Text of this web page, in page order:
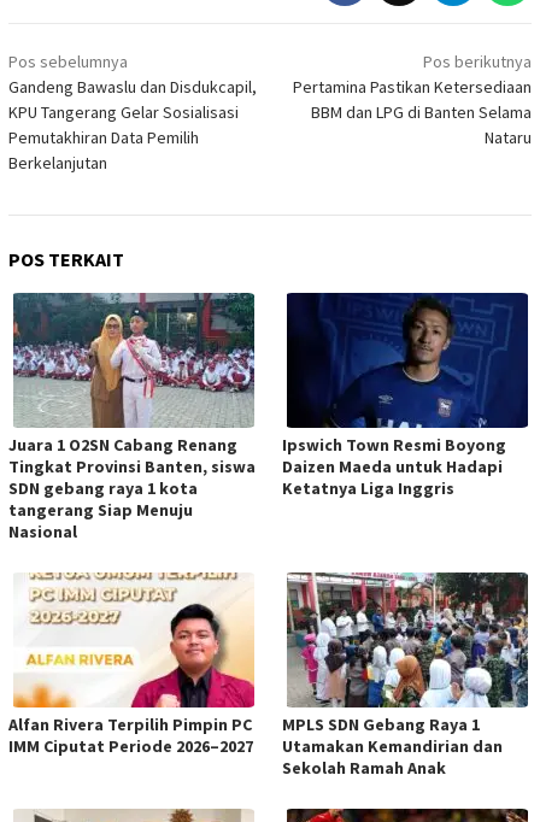
Navigasi
pos
Pos sebelumnya
Gandeng Bawaslu dan Disdukcapil,
KPU Tangerang Gelar Sosialisasi
Pemutakhiran Data Pemilih
Berkelanjutan
Pos berikutnya
Pertamina Pastikan Ketersediaan
BBM dan LPG di Banten Selama
Nataru
POS TERKAIT
Juara 1 O2SN Cabang Renang
Tingkat Provinsi Banten, siswa
SDN gebang raya 1 kota
tangerang Siap Menuju
Nasional
Ipswich Town Resmi Boyong
Daizen Maeda untuk Hadapi
Ketatnya Liga Inggris
Alfan Rivera Terpilih Pimpin PC
IMM Ciputat Periode 2026–2027
MPLS SDN Gebang Raya 1
Utamakan Kemandirian dan
Sekolah Ramah Anak